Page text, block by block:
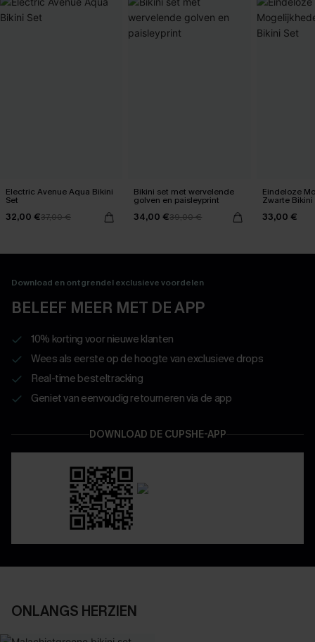
Electric Avenue Aqua Bikini
Set
32,00 €37,00 €
Bikini set met wervelende
golven en paisleyprint
34,00 €39,00 €
Eindeloze
Zwarte Bikini
33,00 €
Download en ontgrendel exclusieve voordelen
BELEEF MEER MET DE APP
10% korting voor nieuwe klanten
Wees als eerste op de hoogte van exclusieve drops
Real-time besteltracking
Geniet van eenvoudig retourneren via de app
DOWNLOAD DE CUPSHE-APP
ONLANGS HERZIEN